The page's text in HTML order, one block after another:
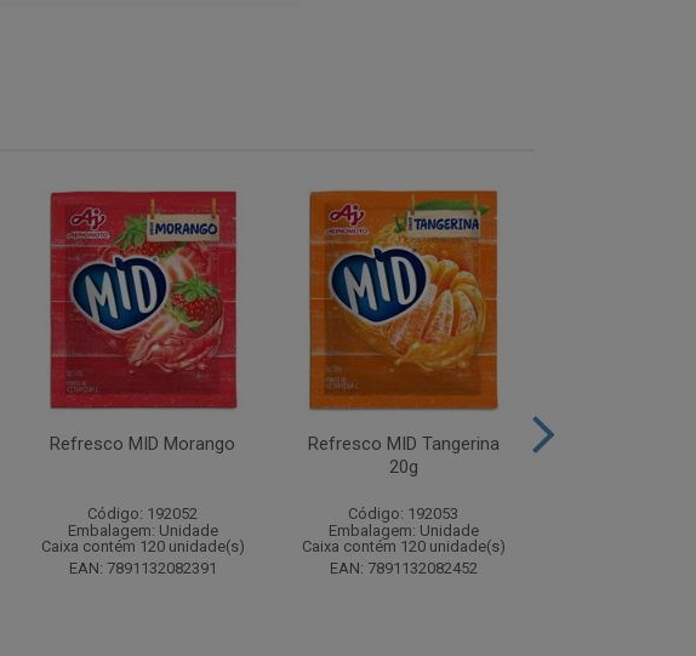
Refresco MID Morango
Código: 192052
Embalagem: Unidade
Caixa contém 120 unidade(s)
EAN: 7891132082391
Refresco MID Tangerina
20g
Código: 192053
Embalagem: Unidade
Caixa contém 120 unidade(s)
EAN: 7891132082452